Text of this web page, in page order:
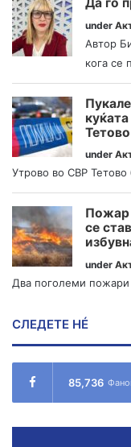
under
Автор
кога се
Тетово
under
Утрово во СВР Тетово
Пожар
се
under
Два поголеми пожари
СЛЕДЕТЕ НÉ
85,736